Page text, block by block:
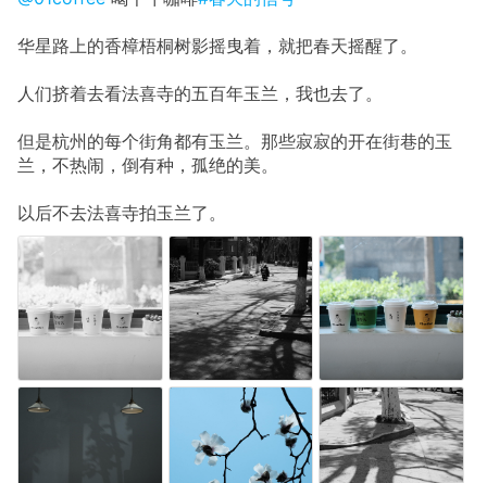
华星路上的香樟梧桐树影摇曳着，就把春天摇醒了。
人们挤着去看法喜寺的五百年玉兰，我也去了。
但是杭州的每个街角都有玉兰。那些寂寂的开在街巷的玉
兰，不热闹，倒有种，孤绝的美。
以后不去法喜寺拍玉兰了。